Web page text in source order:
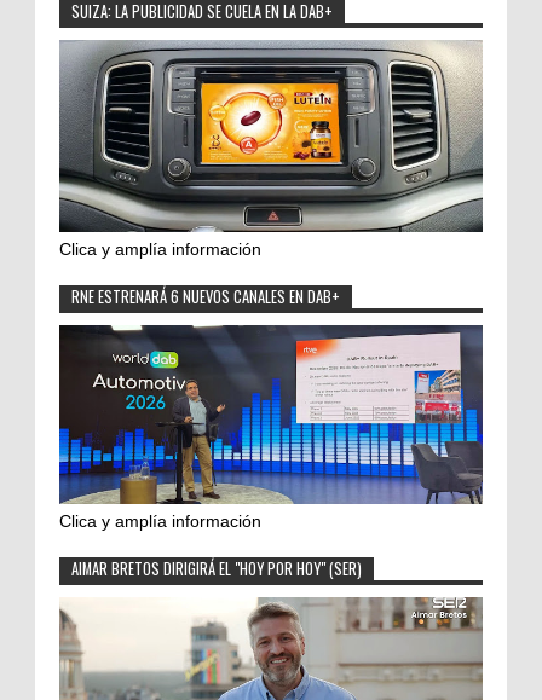
SUIZA: LA PUBLICIDAD SE CUELA EN LA DAB+
Clica y amplía información
RNE ESTRENARÁ 6 NUEVOS CANALES EN DAB+
Clica y amplía información
AIMAR BRETOS DIRIGIRÁ EL "HOY POR HOY" (SER)